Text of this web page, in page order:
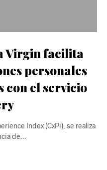
Virgin facilita
personales
con el servicio
Index (CxPi), se realiza
de…